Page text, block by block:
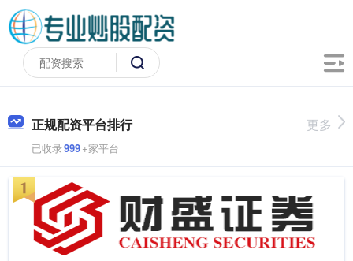
正规配资平台排行
已收录999+家平台
更多